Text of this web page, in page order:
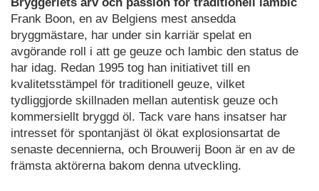
Frank Boon, en av Belgiens mest ansedda
bryggmästare, har under sin karriär spelat en
avgörande roll i att ge geuze och lambic den status de
har idag. Redan 1995 tog han initiativet till en
kvalitetsstämpel för traditionell geuze, vilket
tydliggjorde skillnaden mellan autentisk geuze och
kommersiellt bryggd öl. Tack vare hans insatser har
intresset för spontanjäst öl ökat explosionsartat de
senaste decennierna, och Brouwerij Boon är en av de
främsta aktörerna bakom denna utveckling.